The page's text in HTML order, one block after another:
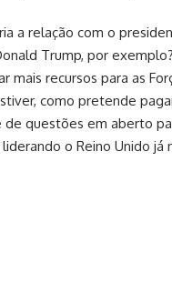
a relação com o
Trump, por
mais recursos para as
como pretende
de questões em aberto
o Reino Unido já